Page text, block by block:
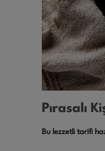
Pırasalı
Bu lezzetli tarifi